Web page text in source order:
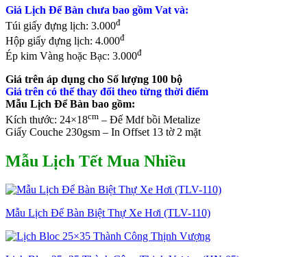
Giá Lịch Để Bàn chưa bao gồm Vat và:
Túi giấy đựng lịch: 3.000đ
Hộp giấy đựng lịch: 4.000đ
Ép kim Vàng hoặc Bạc: 3.000đ
Giá trên áp dụng cho Số lượng 100 bộ
Giá trên có thể thay đổi theo từng thời điểm
Mẫu Lịch Để Bàn bao gồm:
Kích thước: 24×18cm – Đế Mdf bồi Metalize
Giấy Couche 230gsm – In Offset 13 tờ 2 mặt
Mẫu Lịch Tết Mua Nhiều
Mẫu Lịch Để Bàn Biệt Thự Xe Hơi (TLV-110)